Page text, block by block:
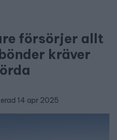
försörjer allt
kräver
14 apr 2025